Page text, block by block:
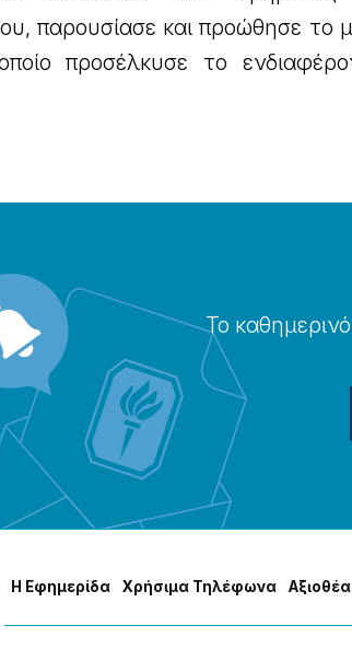
παρουσίασε και προώθησε το
προσέλκυσε το
Το
Η Εφημερίδα Χρήσɩμα Τηλέφωνα